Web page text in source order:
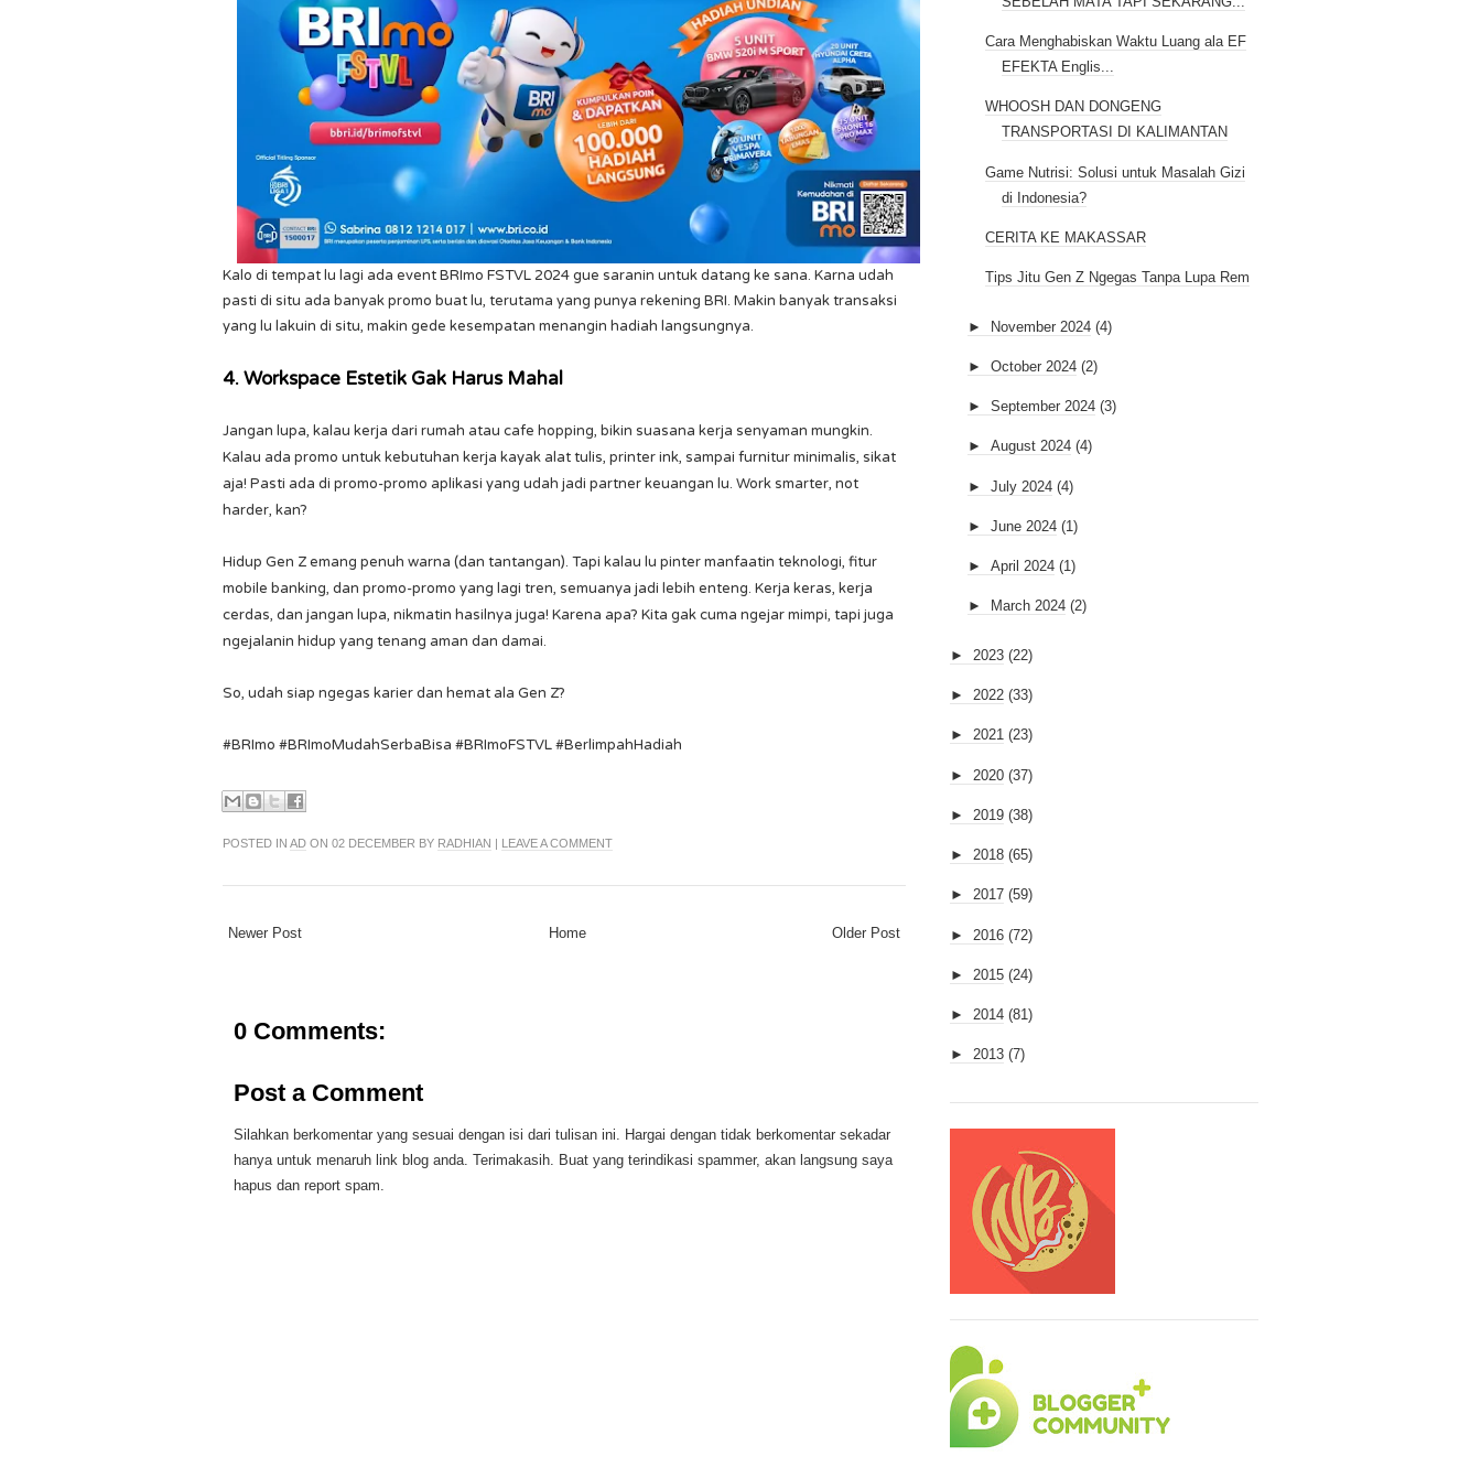
Kalo di tempat lu lagi ada event BRImo FSTVL 2024 gue saranin untuk datang ke sana. Karna udah
pasti di situ ada banyak promo buat lu, terutama yang punya rekening BRI. Makin banyak transaksi
yang lu lakuin di situ, makin gede kesempatan menangin hadiah langsungnya.
4. Workspace Estetik Gak Harus Mahal
Jangan lupa, kalau kerja dari rumah atau cafe hopping, bikin suasana kerja senyaman mungkin.
Kalau ada promo untuk kebutuhan kerja kayak alat tulis, printer ink, sampai furnitur minimalis, sikat
aja! Pasti ada di promo-promo aplikasi yang udah jadi partner keuangan lu. Work smarter, not
harder, kan?
Hidup Gen Z emang penuh warna (dan tantangan). Tapi kalau lu pinter manfaatin teknologi, fitur
mobile banking, dan promo-promo yang lagi tren, semuanya jadi lebih enteng. Kerja keras, kerja
cerdas, dan jangan lupa, nikmatin hasilnya juga! Karena apa? Kita gak cuma ngejar mimpi, tapi juga
ngejalanin hidup yang tenang aman dan damai.
So, udah siap ngegas karier dan hemat ala Gen Z?
#BRImo #BRImoMudahSerbaBisa #BRImoFSTVL #BerlimpahHadiah
POSTED IN AD ON 02 DECEMBER BY RADHIAN | LEAVE A COMMENT
Newer Post Older Post
Home
0 Comments:
Post a Comment
Silahkan berkomentar yang sesuai dengan isi dari tulisan ini. Hargai dengan tidak berkomentar sekadar
hanya untuk menaruh link blog anda. Terimakasih. Buat yang terindikasi spammer, akan langsung saya
hapus dan report spam.
Cara Menghabiskan Waktu Luang ala EF
EFEKTA Englis...
WHOOSH DAN DONGENG
TRANSPORTASI DI KALIMANTAN
Game Nutrisi: Solusi untuk Masalah Gizi
di Indonesia?
CERITA KE MAKASSAR
Tips Jitu Gen Z Ngegas Tanpa Lupa Rem
► November 2024 (4)
► October 2024 (2)
► September 2024 (3)
► August 2024 (4)
► July 2024 (4)
► June 2024 (1)
► April 2024 (1)
► March 2024 (2)
► 2023 (22)
► 2022 (33)
► 2021 (23)
► 2020 (37)
► 2019 (38)
► 2018 (65)
► 2017 (59)
► 2016 (72)
► 2015 (24)
► 2014 (81)
► 2013 (7)